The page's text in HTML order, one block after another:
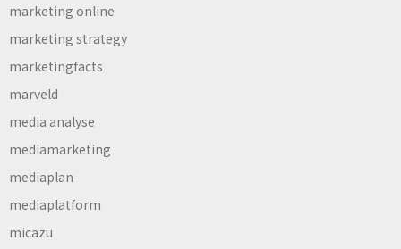
marketing online
marketing strategy
marketingfacts
marveld
media analyse
mediamarketing
mediaplan
mediaplatform
micazu